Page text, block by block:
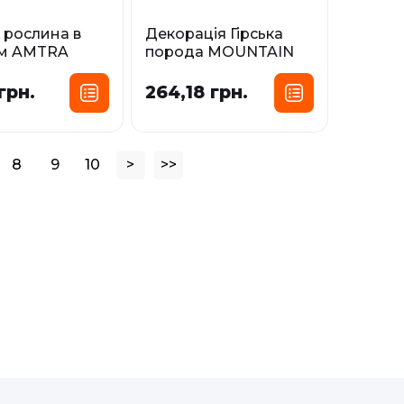
в
AMTRA
Декорація Гірська
порода MOUNTAIN
STONE Rock AMTRA
Розмір:
У наявності
264,18 грн.
8 9 10 > >>